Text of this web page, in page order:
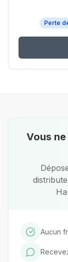
Perte
Vous
Aucun